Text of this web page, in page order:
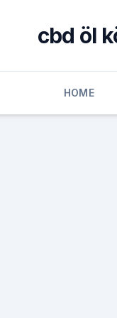
cbd öl
HOME